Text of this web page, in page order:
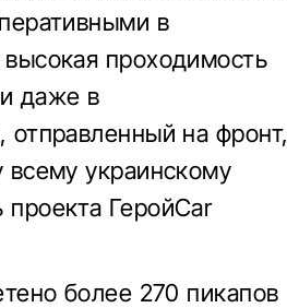
в
проходимость
даже в
на фронт,
украинскому
ГеройСar
более 270 пикапов